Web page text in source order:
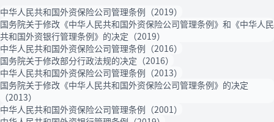
中华人民共和国外资保险公司管理条例（2019）
国务院关于修改《中华人民共和国外资保险公司管理条例》和《中华人民
共和国外资银行管理条例》的决定（2019）
中华人民共和国外资保险公司管理条例（2016）
国务院关于修改部分行政法规的决定（2016）
中华人民共和国外资保险公司管理条例（2013）
国务院关于修改《中华人民共和国外资保险公司管理条例》的决定
（2013）
中华人民共和国外资保险公司管理条例（2001）